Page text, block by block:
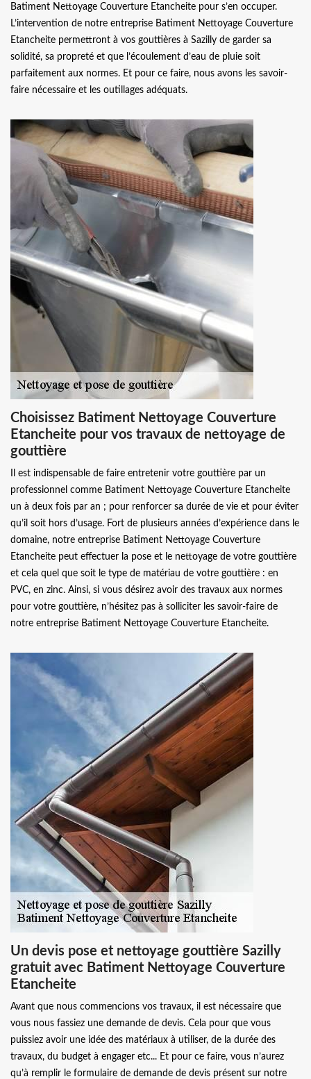
Batiment Nettoyage Couverture Etancheite pour s’en occuper.
L’intervention de notre entreprise Batiment Nettoyage Couverture
Etancheite permettront à vos gouttières à Sazilly de garder sa
solidité, sa propreté et que l’écoulement d’eau de pluie soit
parfaitement aux normes. Et pour ce faire, nous avons les savoir-
faire nécessaire et les outillages adéquats.
Choisissez Batiment Nettoyage Couverture
Etancheite pour vos travaux de nettoyage de
gouttière
Il est indispensable de faire entretenir votre gouttière par un
professionnel comme Batiment Nettoyage Couverture Etancheite
un à deux fois par an ; pour renforcer sa durée de vie et pour éviter
qu’il soit hors d’usage. Fort de plusieurs années d’expérience dans le
domaine, notre entreprise Batiment Nettoyage Couverture
Etancheite peut effectuer la pose et le nettoyage de votre gouttière
et cela quel que soit le type de matériau de votre gouttière : en
PVC, en zinc. Ainsi, si vous désirez avoir des travaux aux normes
pour votre gouttière, n’hésitez pas à solliciter les savoir-faire de
notre entreprise Batiment Nettoyage Couverture Etancheite.
Un devis pose et nettoyage gouttière Sazilly
gratuit avec Batiment Nettoyage Couverture
Etancheite
Avant que nous commencions vos travaux, il est nécessaire que
vous nous fassiez une demande de devis. Cela pour que vous
puissiez avoir une idée des matériaux à utiliser, de la durée des
travaux, du budget à engager etc... Et pour ce faire, vous n’aurez
qu’à remplir le formulaire de demande de devis présent sur notre